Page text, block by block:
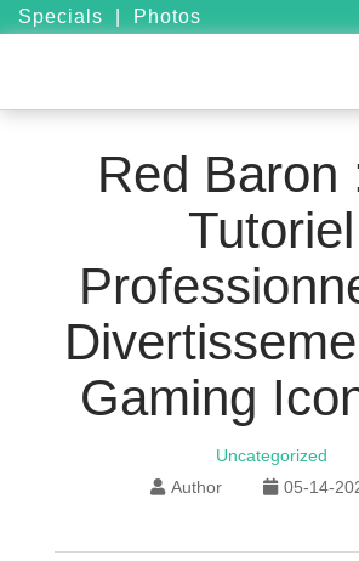
Specials Photos
Red Baron
Tutoriel
Gaming
Uncategorized
Author
05-14-